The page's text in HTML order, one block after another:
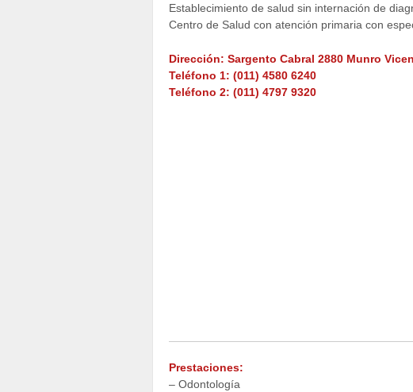
Establecimiento de salud sin internación de
Centro de Salud con atención primaria con
Dirección: Sargento Cabral 2880 Munro
Teléfono 1: (011) 4580 6240
Teléfono 2: (011) 4797 9320
Prestaciones:
– Odontología